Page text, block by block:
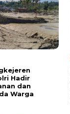
Hadir
dan
Warga